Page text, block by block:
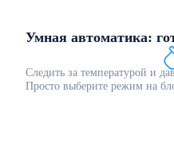
Умная автоматика:
Следить за температурой и
Просто выберите режим на